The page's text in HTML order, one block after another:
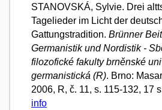
STANOVSKÁ, Sylvie. Drei
Tagelieder im Licht der
Gattungstradition. Brünner
Germanistik und Nordistik -
filozofické fakulty brněnské
germanistická (R). Brno:
2006, R, č. 11, s. 115-132, 17
info